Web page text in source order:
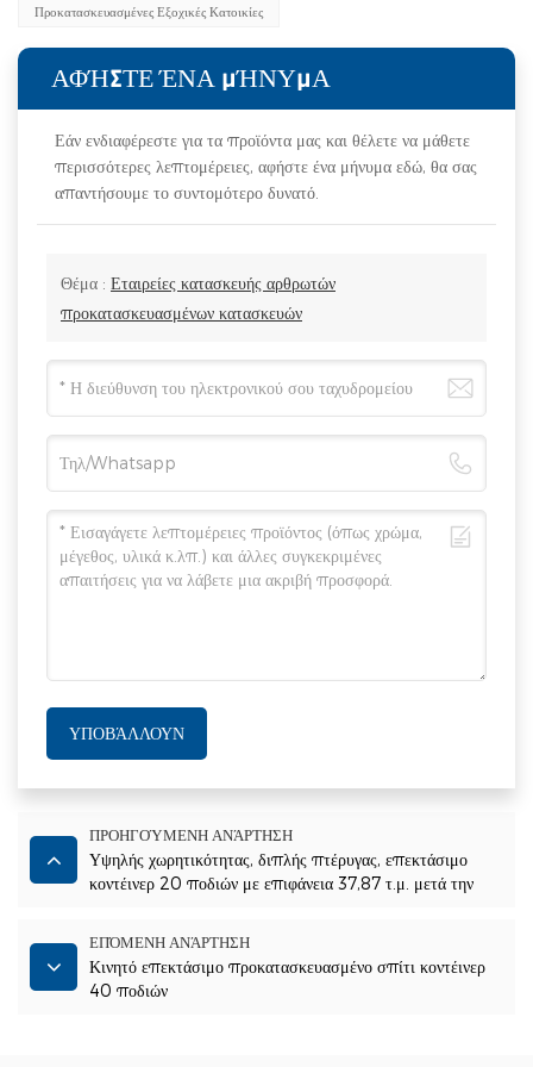
Προκατασκευασμένες Εξοχικές Κατοικίες
ΑΦΉΣΤΕ ΈΝΑ ΜΉΝΥΜΑ
Εάν ενδιαφέρεστε για τα προϊόντα μας και θέλετε να μάθετε
περισσότερες λεπτομέρειες, αφήστε ένα μήνυμα εδώ, θα σας
απαντήσουμε το συντομότερο δυνατό.
Θέμα : Εταιρείες κατασκευής αρθρωτών
προκατασκευασμένων κατασκευών
ΥΠΟΒΆΛΛΟΥΝ
ΠΡΟΗΓΟΎΜΕΝΗ ΑΝΆΡΤΗΣΗ
Υψηλής χωρητικότητας, διπλής πτέρυγας, επεκτάσιμο
κοντέινερ 20 ποδιών με επιφάνεια 37,87 τ.μ. μετά την
ΕΠΌΜΕΝΗ ΑΝΆΡΤΗΣΗ
Κινητό επεκτάσιμο προκατασκευασμένο σπίτι κοντέινερ
40 ποδιών